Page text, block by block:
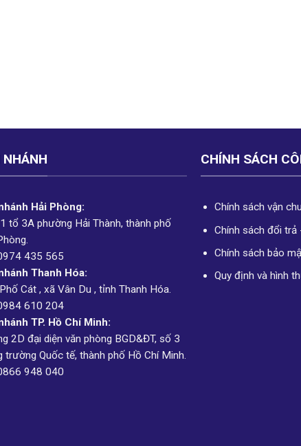
NHÁNH
Hải Phòng:
tổ 3A phường Hải Thành, thành phố
435 565
Thanh Hóa:
Cát , xã Vân Du , tỉnh Thanh Hóa.
610 204
TP. Hồ Chí Minh:
2D đại diện văn phòng BGD&ĐT, số 3
trường Quốc tế, thành phố Hồ Chí Minh.
948 040
CHÍNH SÁCH
Chính sách vận
Chính sách đổi trả
Chính sách bảo
Quy định và hình